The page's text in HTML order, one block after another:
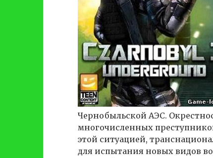
Чернобыльской АЭС.
многочисленных
этой ситуацией,
для испытания новых видов